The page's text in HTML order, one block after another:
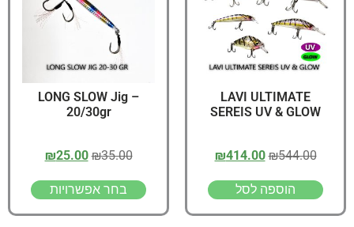
LAVI ULTIMATE
SEREIS UV & GLOW
₪544.00
₪414.00
הוספה לסל
LONG SLOW Jig –
20/30gr
₪35.00
₪25.00
בחר אפשרויות